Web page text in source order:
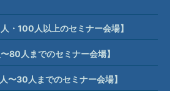
・100人以上のセミナー会場】
80人までのセミナー会場】
〜30人までのセミナー会場】